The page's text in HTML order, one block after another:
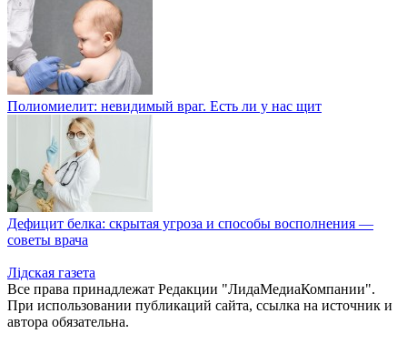
Полиомиелит: невидимый враг. Есть ли у нас щит
Дефицит белка: скрытая угроза и способы восполнения —
советы врача
Лiдская газета
Все права принадлежат Редакции "ЛидаМедиаКомпании".
При использовании публикаций сайта, ссылка на источник и
автора обязательна.